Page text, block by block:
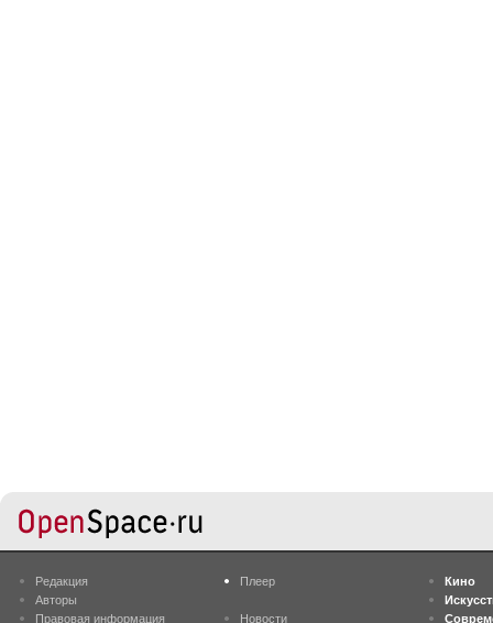
Редакция
Авторы
Правовая информация
Плеер
Новости
Кино